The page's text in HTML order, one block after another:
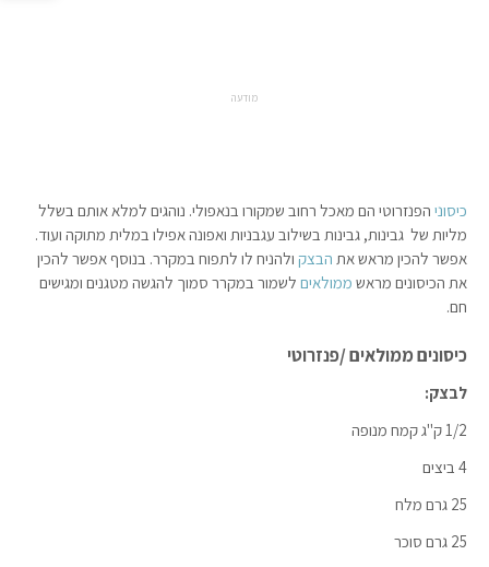
מודעה
כיסוני הפנזרוטי הם מאכל רחוב שמקורו בנאפולי. נוהגים למלא אותם בשלל
מליות של גבינות, גבינות בשילוב עגבניות ואפונה אפילו במלית מתוקה ועוד.
אפשר להכין מראש את הבצק ולהניח לו לתפוח במקרר. בנוסף אפשר להכין
את הכיסונים מראש ממולאים לשמור במקרר סמוך להגשה מטגנים ומגישים
חם.
כיסונים ממולאים /פנזרוטי
לבצק:
1/2 ק"ג קמח מנופה
4 ביצים
25 גרם מלח
25 גרם סוכר